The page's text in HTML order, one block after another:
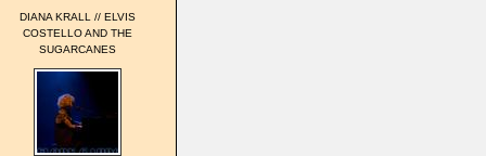
DIANA KRALL // ELVIS
COSTELLO AND THE
SUGARCANES